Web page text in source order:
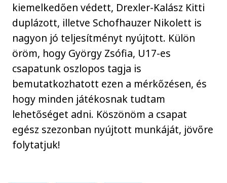
kiemelkedően védett, Drexler-Kalász Kitti
duplázott, illetve Schofhauzer Nikolett is
nagyon jó teljesítményt nyújtott. Külön
öröm, hogy György Zsófia, U17-es
csapatunk oszlopos tagja is
bemutatkozhatott ezen a mérkőzésen, és
hogy minden játékosnak tudtam
lehetőséget adni. Köszönöm a csapat
egész szezonban nyújtott munkáját, jövőre
folytatjuk!